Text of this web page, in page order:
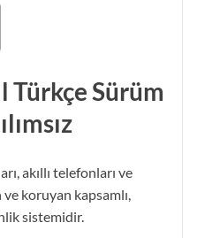
Türkçe Sürüm
akıllı telefonları ve
koruyan kapsamlı,
sistemidir.